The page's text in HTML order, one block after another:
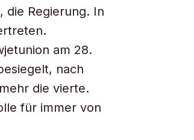
Regierung. In
am 28.
nach
die vierte.
für immer von